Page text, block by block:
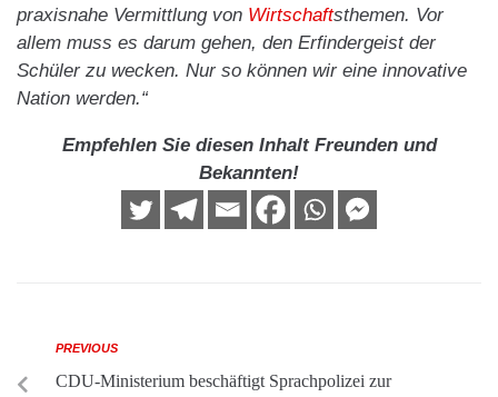
praxisnahe Vermittlung von Wirtschaftsthemen. Vor
allem muss es darum gehen, den Erfindergeist der
Schüler zu wecken. Nur so können wir eine innovative
Nation werden.“
Empfehlen Sie diesen Inhalt Freunden und
Bekannten!
PREVIOUS
CDU-Ministerium beschäftigt Sprachpolizei zur